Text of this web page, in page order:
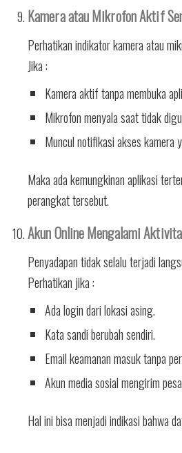
Kamera atau Mikrofon Aktif
Perhatikan indikator kamera atau
Jika :
Kamera aktif tanpa membuka
Mikrofon menyala saat tidak
Muncul notifikasi akses kamera
Maka ada kemungkinan aplikasi
perangkat tersebut.
Akun Online Mengalami
Penyadapan tidak selalu terjadi
Perhatikan jika :
Ada login dari lokasi asing.
Kata sandi berubah sendiri.
Email keamanan masuk tanpa
Akun media sosial mengirim
Hal ini bisa menjadi indikasi bahwa